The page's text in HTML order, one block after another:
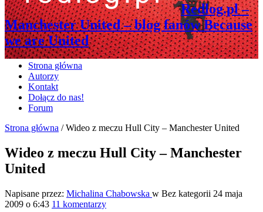
Redlog.pl –
Manchester United – blog fanów Because
we are United
Strona główna
Autorzy
Kontakt
Dołącz do nas!
Forum
Strona główna /Wideo z meczu Hull City – Manchester United
Wideo z meczu Hull City – Manchester
United
Napisane przez: Michalina Chabowska w Bez kategorii 24 maja
2009 o 6:43 11 komentarzy